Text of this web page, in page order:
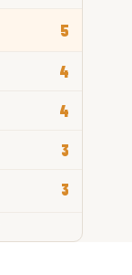
5
4
4
3
3